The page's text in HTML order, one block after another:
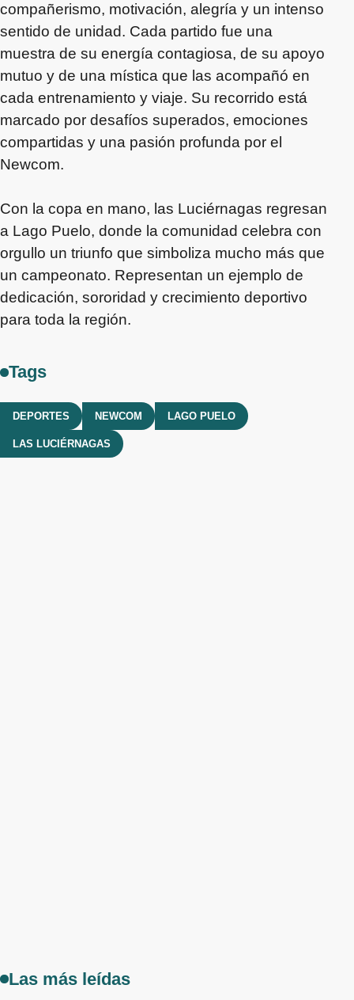
compañerismo, motivación, alegría y un intenso
sentido de unidad. Cada partido fue una
muestra de su energía contagiosa, de su apoyo
mutuo y de una mística que las acompañó en
cada entrenamiento y viaje. Su recorrido está
marcado por desafíos superados, emociones
compartidas y una pasión profunda por el
Newcom.
Con la copa en mano, las Luciérnagas regresan
a Lago Puelo, donde la comunidad celebra con
orgullo un triunfo que simboliza mucho más que
un campeonato. Representan un ejemplo de
dedicación, sororidad y crecimiento deportivo
para toda la región.
Tags
DEPORTES NEWCOM LAGO PUELO
LAS LUCIÉRNAGAS
Las más leídas